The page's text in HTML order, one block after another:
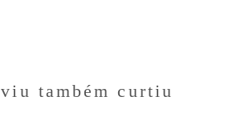
também curtiu